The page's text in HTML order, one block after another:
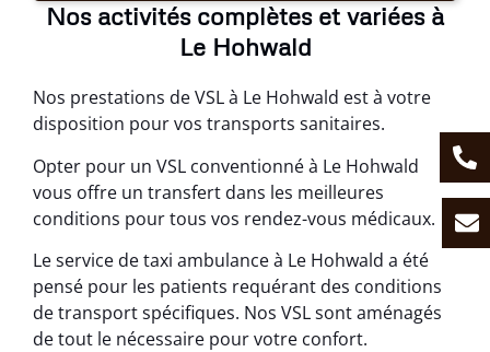
Nos activités complètes et variées à
Le Hohwald
Nos prestations de VSL à Le Hohwald est à votre
disposition pour vos transports sanitaires.
Opter pour un VSL conventionné à Le Hohwald
vous offre un transfert dans les meilleures
conditions pour tous vos rendez-vous médicaux.
Le service de taxi ambulance à Le Hohwald a été
pensé pour les patients requérant des conditions
de transport spécifiques. Nos VSL sont aménagés
de tout le nécessaire pour votre confort.